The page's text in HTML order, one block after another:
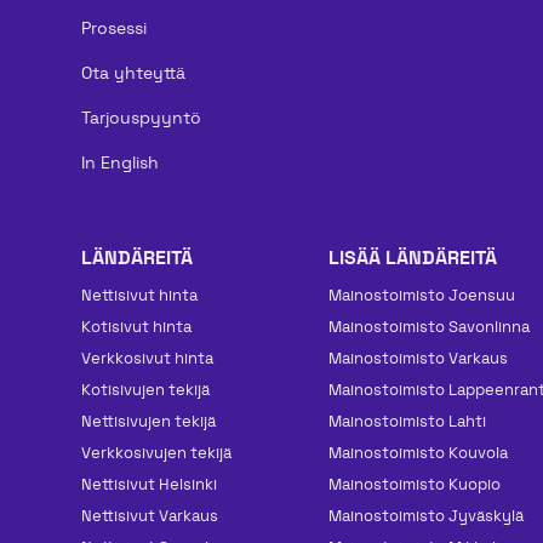
Prosessi
Ota yhteyttä
Tarjouspyyntö
In English
LÄNDÄREITÄ
Nettisivut hinta
Kotisivut hinta
Verkkosivut hinta
Kotisivujen tekijä
Nettisivujen tekijä
Verkkosivujen tekijä
Nettisivut Helsinki
Nettisivut Varkaus
LISÄÄ LÄNDÄREITÄ
Mainos­toimisto Joensuu
Mainos­toimisto Savonlinna
Mainos­toimisto Varkaus
Mainos­toimisto
Mainos­toimisto Lahti
Mainos­toimisto Kouvola
Mainos­toimisto Kuopio
Mainos­toimisto Jyväskylä